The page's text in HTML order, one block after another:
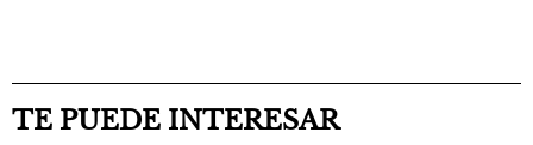
TE PUEDE INTERESAR